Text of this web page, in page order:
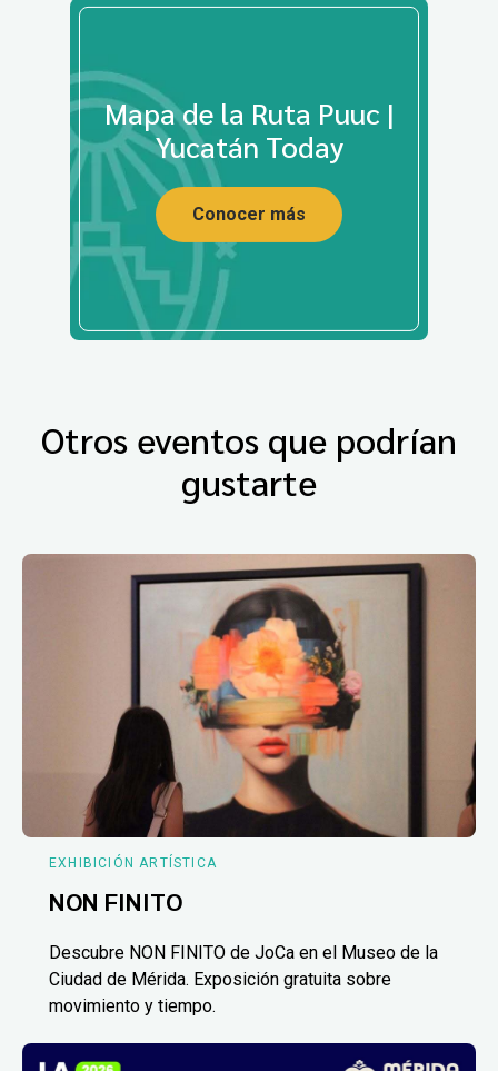
Mapa de la Ruta Puuc |
Yucatán Today
Conocer más
Otros eventos que podrían
gustarte
EXHIBICIÓN ARTÍSTICA
NON FINITO
Descubre NON FINITO de JoCa en el Museo de la
Ciudad de Mérida. Exposición gratuita sobre
movimiento y tiempo.